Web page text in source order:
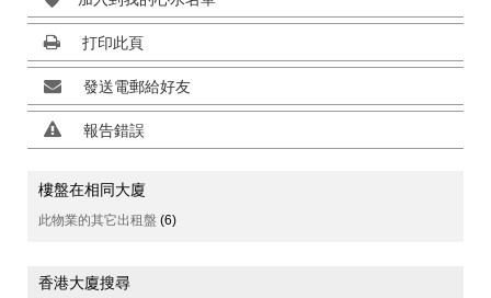
打印此頁
發送電郵給好友
報告錯誤
樓盤在相同大廈
此物業的其它出租盤 (6)
香港大廈搜尋